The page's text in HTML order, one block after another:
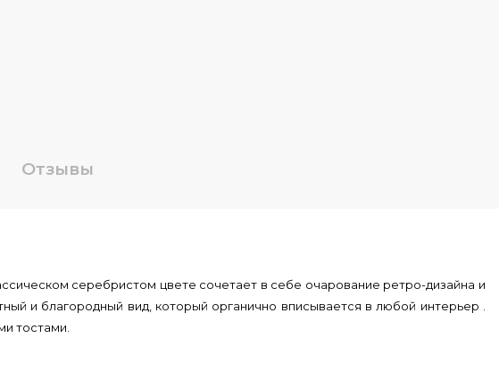
Отзывы
серебристом цвете сочетает в себе очарование ретро-дизайна и
и благородный вид, который органично вписывается в любой интерьер .
тостами.